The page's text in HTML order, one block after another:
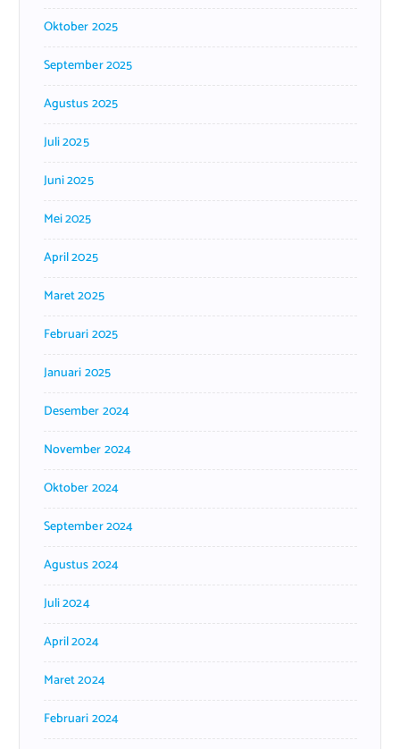
Oktober 2025
September 2025
Agustus 2025
Juli 2025
Juni 2025
Mei 2025
April 2025
Maret 2025
Februari 2025
Januari 2025
Desember 2024
November 2024
Oktober 2024
September 2024
Agustus 2024
Juli 2024
April 2024
Maret 2024
Februari 2024